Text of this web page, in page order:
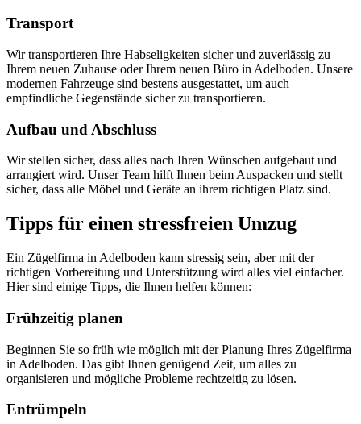
Transport
Wir transportieren Ihre Habseligkeiten sicher und zuverlässig zu
Ihrem neuen Zuhause oder Ihrem neuen Büro in Adelboden. Unsere
modernen Fahrzeuge sind bestens ausgestattet, um auch
empfindliche Gegenstände sicher zu transportieren.
Aufbau und Abschluss
Wir stellen sicher, dass alles nach Ihren Wünschen aufgebaut und
arrangiert wird. Unser Team hilft Ihnen beim Auspacken und stellt
sicher, dass alle Möbel und Geräte an ihrem richtigen Platz sind.
Tipps für einen stressfreien Umzug
Ein Zügelfirma in Adelboden kann stressig sein, aber mit der
richtigen Vorbereitung und Unterstützung wird alles viel einfacher.
Hier sind einige Tipps, die Ihnen helfen können:
Frühzeitig planen
Beginnen Sie so früh wie möglich mit der Planung Ihres Zügelfirma
in Adelboden. Das gibt Ihnen genügend Zeit, um alles zu
organisieren und mögliche Probleme rechtzeitig zu lösen.
Entrümpeln